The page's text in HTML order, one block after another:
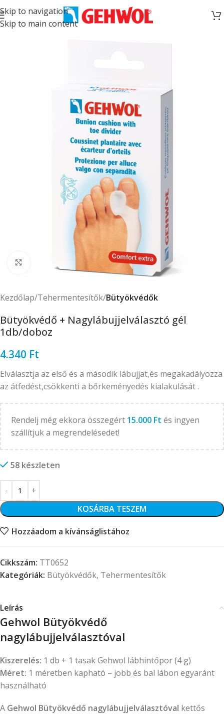
Skip to navigation
Skip to main content
Kezdőlap Tehermentesítők Bütyökvédők
Bütyökvédő + Nagylábujjelválasztó gél
1db/doboz
4.340 Ft
Elválasztja az első és a második lábujjat,és megakadályozza
az átfedést,csökkenti a bőrkeményedés kialakulását .
Rendelj még ekkora összegért 15.000 Ft és ingyen
szállítjuk a megrendelésedet!
58 készleten
KOSÁRBA TESZEM
Hozzáadom a kívánságlistához
Cikkszám: TT0652
Kategóriák: Bütyökvédők, Tehermentesítők
Leírás
Gehwol Bütyökvédő
nagylábujjelválasztóval
Kiszerelés: 1 db + 1 tasak Gehwol lábhintőpor (4 g)
Méret: 1 méretben kapható – jobb és bal lábon egyaránt
használható
A Gehwol Bütyökvédő nagylábujjelválasztóval kettős